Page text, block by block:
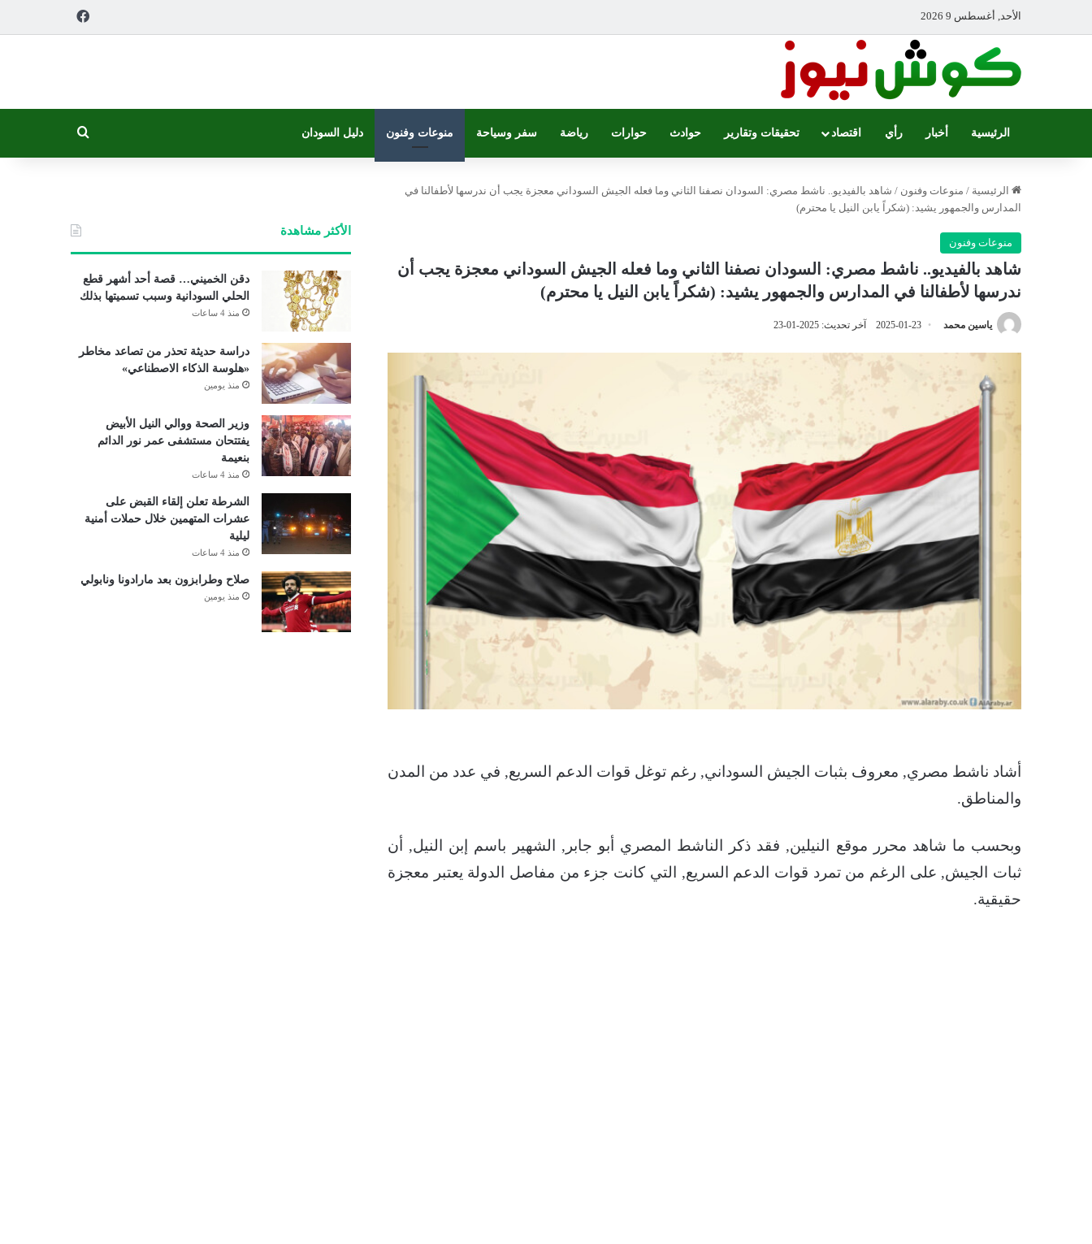
الأحد, أغسطس 9 2026
الرئيسية أخبار رأي اقتصاد تحقيقات وتقارير حوادث حوارات رياضة سفر وسياحة منوعات وفنون دليل السودان
الرئيسية / منوعات وفنون / شاهد بالفيديو.. ناشط مصري: السودان نصفنا الثاني وما فعله الجيش السوداني معجزة يجب أن ندرسها لأطفالنا في
المدارس والجمهور يشيد: (شكراً يابن النيل يا محترم)
منوعات وفنون
شاهد بالفيديو.. ناشط مصري: السودان نصفنا الثاني وما فعله الجيش السوداني معجزة يجب أن
ندرسها لأطفالنا في المدارس والجمهور يشيد: (شكراً يابن النيل يا محترم)
ياسين محمد 2025-01-23 آخر تحديث: 2025-01-23
أشاد ناشط مصري, معروف بثبات الجيش السوداني, رغم توغل قوات الدعم السريع, في عدد من المدن
والمناطق.
وبحسب ما شاهد محرر موقع النيلين, فقد ذكر الناشط المصري أبو جابر, الشهير باسم إبن النيل, أن
ثبات الجيش, على الرغم من تمرد قوات الدعم السريع, التي كانت جزء من مفاصل الدولة يعتبر معجزة
حقيقية.
الأكثر مشاهدة
دقن الخميني… قصة أحد أشهر قطع
الحلي السودانية وسبب تسميتها بذلك
منذ 4 ساعات
دراسة حديثة تحذر من تصاعد مخاطر
«هلوسة الذكاء الاصطناعي»
منذ يومين
وزير الصحة ووالي النيل الأبيض
يفتتحان مستشفى عمر نور الدائم
بنعيمة
منذ 4 ساعات
الشرطة تعلن إلقاء القبض على
عشرات المتهمين خلال حملات أمنية
ليلية
منذ 4 ساعات
صلاح وطرابزون بعد مارادونا ونابولي
منذ يومين